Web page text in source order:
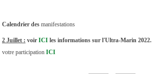
Calendrier des manifestations
2 Juillet : voir ICI les informations sur l'Ultra-Marin 2022.
votre participation ICI